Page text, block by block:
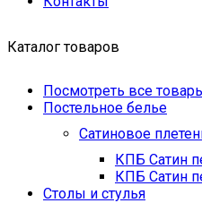
Каталог товаров
Посмотреть все
Постельное белье
Сатиновое
КПБ Сатин
КПБ Сатин
Столы и стулья